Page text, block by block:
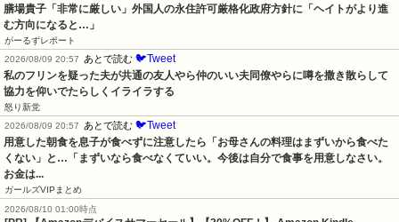
膳場貴子「非常に厳しい」外国人の永住許可厳格化政府方針に「ヘイトがより進
む方向になると…」
がーるずレポート
2026/08/09 20:57
あとで読む 🐦Tweet
私のフリンを疑った夫が共通の友人やら仲のいい夫同僚やらに噂を撒き散らして
協力を仰いでたらしくイライラする
怒り新党
2026/08/09 20:57
あとで読む 🐦Tweet
用意した朝食を息子が食べずに注意したら「お母さんの料理はまずいから食べた
くない」と…「まずいなら食べなくていい。今後は自分で食事を用意しなさい。
お金は...
ガールズVIPまとめ
2026/08/10 01:00時点